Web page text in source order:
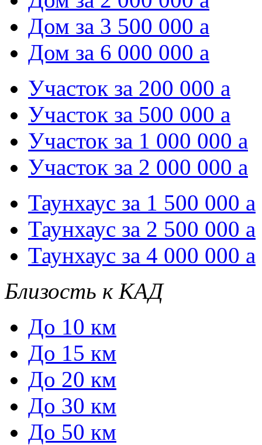
Дом за 3 500 000 a
Дом за 6 000 000 a
Участок за 200 000 a
Участок за 500 000 a
Участок за 1 000 000 a
Участок за 2 000 000 a
Таунхаус за 1 500 000 a
Таунхаус за 2 500 000 a
Таунхаус за 4 000 000 a
Близость к КАД
До 10 км
До 15 км
До 20 км
До 30 км
До 50 км